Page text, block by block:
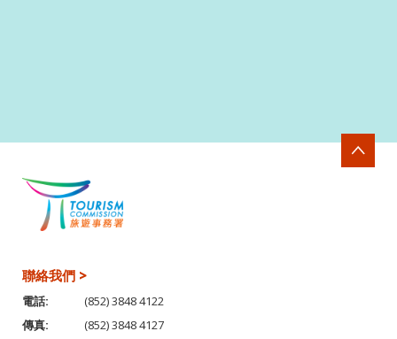
聯絡我們 >
電話:
(852) 3848 4122
傳真:
(852) 3848 4127